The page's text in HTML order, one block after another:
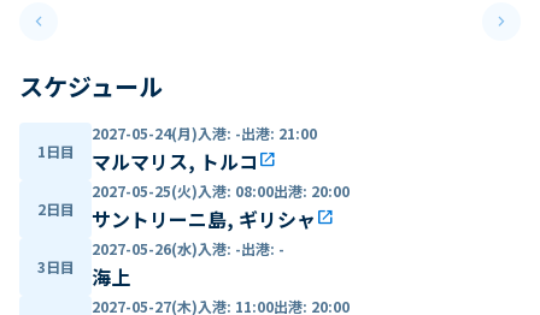
keyboard_arrow_leftPrevious slide keyboard_arrow_right
スケジュール
1日目
2027-05-24(月)入港: -出港: 21:00
マルマリス, トルコ open_in_new
2日目
2027-05-25(火)入港: 08:00出港: 20:00
サントリーニ島, ギリシャ open_in_new
3日目
2027-05-26(水)入港: -出港: -
海上
2027-05-27(木)入港: 11:00出港: 20:00